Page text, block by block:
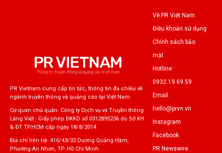
PR VIETNAM
Thông tin truyền thông và quảng cáo Việt Nam
PR Vietnam cung cấp tin tức, thông tin đa chiều về
ngành truyền thông và quảng cáo tại Việt Nam.
Cơ quan chủ quản: Công ty Dịch vụ và Truyền thông
Làng Việt - Giấy phép ĐKKD số 0312895236 do Sở KH
& ĐT TPHCM cấp ngày 18/8/2014.
Địa chỉ liên hệ: 416/43/32 Dương Quảng Hàm,
Phường An Nhơn, TP. Hồ Chí Minh
Về PR Việt Nam
Điều khoản sử dụng
Chính sách bảo
mật
Hotline:
0932.19.69.59
Email:
hello@prvn.vn
Instagram
Facebook
PR Newswire